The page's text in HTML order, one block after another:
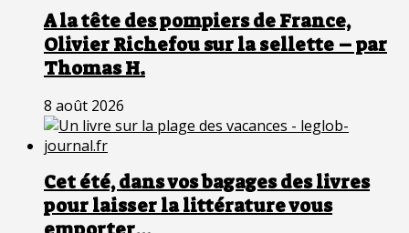
A la tête des pompiers de France,
Olivier Richefou sur la sellette – par
Thomas H.
8 août 2026
Cet été, dans vos bagages des livres
pour laisser la littérature vous